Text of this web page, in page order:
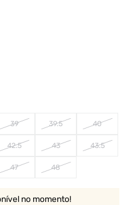
39 39.5 40
42.5 43 43.5
47 48
no momento!